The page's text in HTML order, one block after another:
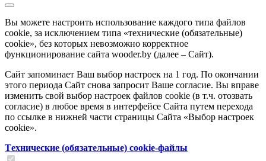
Вы можете настроить использование каждого типа файлов
cookie, за исключением типа «технические (обязательные)
cookie», без которых невозможно корректное
функционирование сайта wooder.by (далее – Сайт).
Сайт запоминает Ваш выбор настроек на 1 год. По окончании
этого периода Сайт снова запросит Ваше согласие. Вы вправе
изменить свой выбор настроек файлов cookie (в т.ч. отозвать
согласие) в любое время в интерфейсе Сайта путем перехода
по ссылке в нижней части страницы Сайта «Выбор настроек
cookie».
Tехнические (обязательные) cookie-файлы